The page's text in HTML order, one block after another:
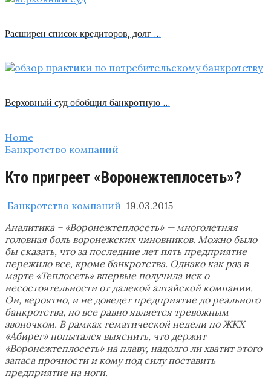
Расширен список кредиторов, долг …
Верховный суд обобщил банкротную …
Home
Банкротство компаний
Кто пригреет «Воронежтеплосеть»?
Банкротство компаний 19.03.2015
Аналитика – «Воронежтеплосеть» — многолетняя
головная боль воронежских чиновников. Можно было
бы сказать, что за последние лет пять предприятие
пережило все, кроме банкротства. Однако как раз в
марте «Теплосеть» впервые получила иск о
несостоятельности от далекой алтайской компании.
Он, вероятно, и не доведет предприятие до реального
банкротства, но все равно является тревожным
звоночком. В рамках тематической недели по ЖКХ
«Абирег» попытался выяснить, что держит
«Воронежтеплосеть» на плаву, надолго ли хватит этого
запаса прочности и кому под силу поставить
предприятие на ноги.